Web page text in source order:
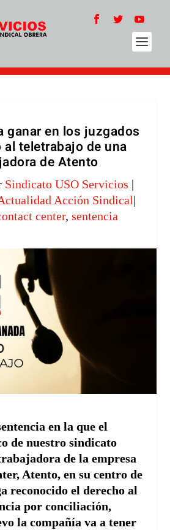
ganar en los juzgados
al teletrabajo de una
de Atento
Sindicato USO Servicios |
Acción Sindical|
center, sentencia
en la que el
de nuestro sindicato
de la empresa
Atento, en su centro de
reconocido el derecho al
por conciliación,
la compañía va a tener